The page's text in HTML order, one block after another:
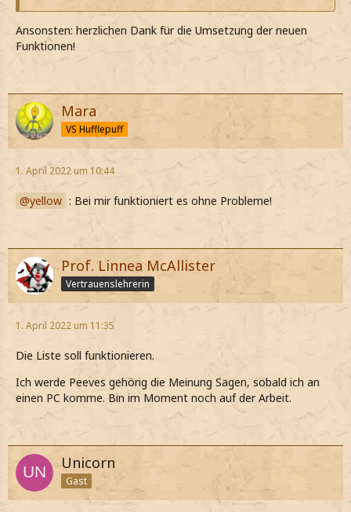
Ansonsten: herzlichen Dank für die Umsetzung der neuen
Funktionen!
Mara
VS Hufflepuff
1. April 2022 um 10:44
yellow : Bei mir funktioniert es ohne Probleme!
Prof. Linnea McAllister
Vertrauenslehrerin
1. April 2022 um 11:35
Die Liste soll funktionieren.
Ich werde Peeves gehörig die Meinung Sagen, sobald ich an
einen PC komme. Bin im Moment noch auf der Arbeit.
Unicorn
Gast